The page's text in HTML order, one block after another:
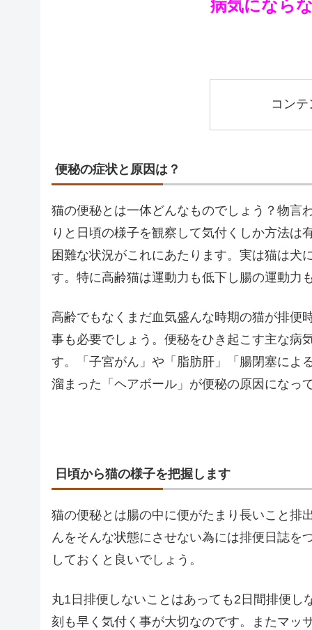
病気になら
コン
便秘の症状と原因は？
猫の便秘とは一体どんなものでしょう？物言
りと日頃の様子を観察して気付くしか方法
困難な状況がこれにあたります。実は猫は犬
す。特に高齢猫は運動力も低下し腸の運動力
高齢でもなくまだ血気盛んな時期の猫が排便
事も必要でしょう。便秘をひき起こす主な病
す。「子宮がん」や「脂肪肝」「腸閉塞によ
溜まった「ヘアボール」が便秘の原因になっ
日頃から猫の様子を把握します
猫の便秘とは腸の中に便がたまり長いこと排
んをそんな状態にさせない為には排便日誌を
しておくと良いでしょう。
丸1日排便しないことはあっても2日間排便
刻も早く気付く事が大切なのです。またマッ